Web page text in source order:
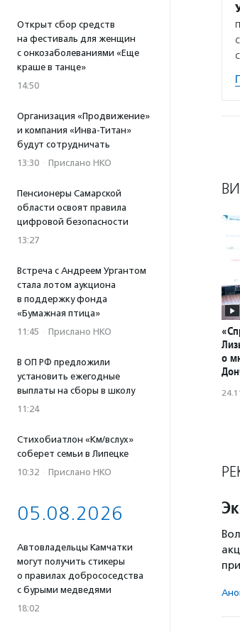
Открыт сбор средств
на фестиваль для женщин
с онкозаболеваниями «Еще
краше в танце»
14:50
Организация «Продвижение»
и компания «Инва-Титан»
будут сотрудничать
13:30 · Прислано НКО
Пенсионеры Самарской
области освоят правила
цифровой безопасности
13:27
Встреча с Андреем Ургантом
стала лотом аукциона
в поддержку фонда
«Бумажная птица»
11:45 · Прислано НКО
В ОП РФ предложили
установить ежегодные
выплаты на сборы в школу
11:24
Стихобиатлон «Км/вслух»
соберет семьи в Липецке
10:32 · Прислано НКО
05.08.2026
Автовладельцы Камчатки
могут получить стикеры
о правилах добрососедства
с бурыми медведями
18:02
о